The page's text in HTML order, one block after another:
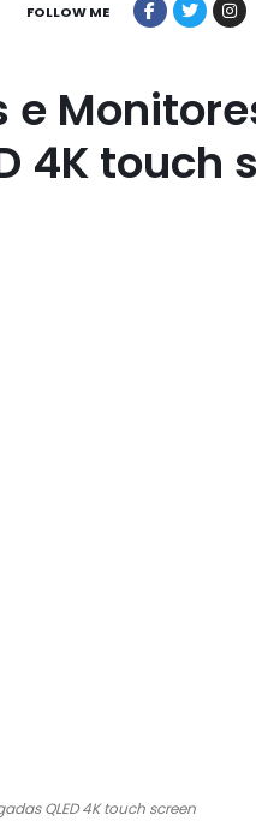
FOLLOW ME
e
4K touch
QLED 4K touch screen